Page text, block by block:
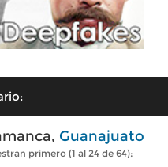
Guanajuato
primero (1 al 24 de 64):